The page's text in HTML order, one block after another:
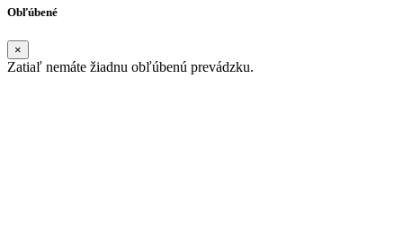
Obľúbené
×
Zatiaľ nemáte žiadnu obľúbenú prevádzku.